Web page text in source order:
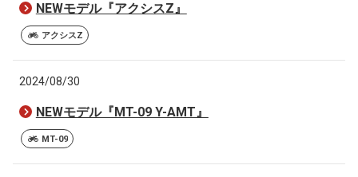
NEWモデル『アクシスZ』
アクシスZ
2024/08/30
NEWモデル『MT-09 Y-AMT』
MT-09